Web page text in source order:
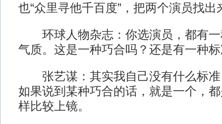
也“众里寻他千百度”，把两个演员找
环球人物杂志：你选演员，都有一
气质。这是一种巧合吗？还是有一种
张艺谋：其实我自己没有什么标准
如果说到某种巧合的话，就是一个，
样比较上镜。